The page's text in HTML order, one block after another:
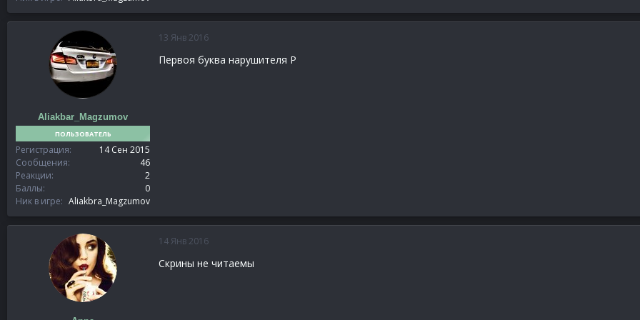
Aliakbar_Magzumov
ПОЛЬЗОВАТЕЛЬ
Регистрация
14 Сен 2015
Сообщения
46
Реакции
2
Баллы
0
Ник в игре
Aliakbra_Magzumov
13 Янв 2016
Первоя буква нарушителя P
14 Янв 2016
Скрины не читаемы